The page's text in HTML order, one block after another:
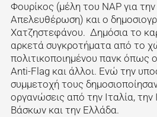
Φουρίκος (μέλη του ΝΑΡ για την
Απελευθέρωση) και ο
Χατζηστεφάνου. Δημόσια το
αρκετά συγκροτήματα από το
πολιτικοποιημένου πανκ όπως
Anti-Flag και άλλοι. Ενώ την
συμμετοχή τους
οργανώσεις από την Ιταλία,
Βάσκων και την Ελλάδα.